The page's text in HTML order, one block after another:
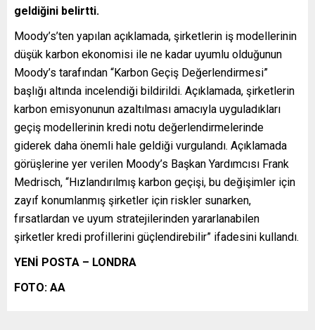
geldiğini belirtti.
Moody’s’ten yapılan açıklamada, şirketlerin iş modellerinin
düşük karbon ekonomisi ile ne kadar uyumlu olduğunun
Moody’s tarafından “Karbon Geçiş Değerlendirmesi”
başlığı altında incelendiği bildirildi. Açıklamada, şirketlerin
karbon emisyonunun azaltılması amacıyla uyguladıkları
geçiş modellerinin kredi notu değerlendirmelerinde
giderek daha önemli hale geldiği vurgulandı. Açıklamada
görüşlerine yer verilen Moody’s Başkan Yardımcısı Frank
Medrisch, “Hızlandırılmış karbon geçişi, bu değişimler için
zayıf konumlanmış şirketler için riskler sunarken,
fırsatlardan ve uyum stratejilerinden yararlanabilen
şirketler kredi profillerini güçlendirebilir” ifadesini kullandı.
YENİ POSTA – LONDRA
FOTO: AA